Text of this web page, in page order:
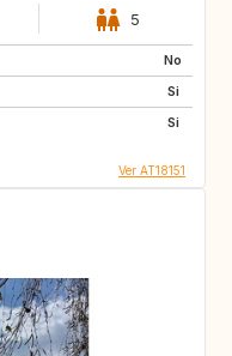
5
No
Si
Si
Ver AT18151